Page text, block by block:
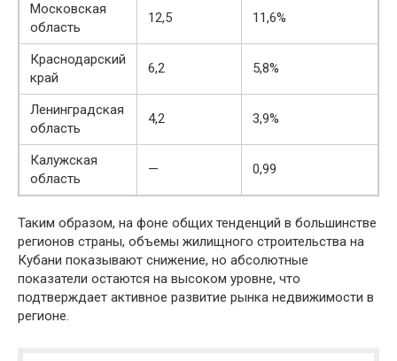
Московская
область
12,5 11,6%
Краснодарский
край
6,2 5,8%
Ленинградская
область
4,2 3,9%
Калужская
область
— 0,99
Таким образом, на фоне общих тенденций в большинстве
регионов страны, объемы жилищного строительства на
Кубани показывают снижение, но абсолютные
показатели остаются на высоком уровне, что
подтверждает активное развитие рынка недвижимости в
регионе.